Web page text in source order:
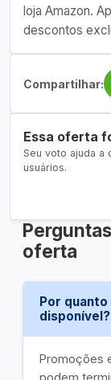
loja Amazon.
descontos
Compartilhar:
Essa oferta
Seu voto ajuda a
usuários.
oferta
Por
disponível?
Promoções
podem